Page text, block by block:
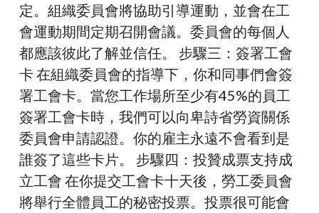
定。組織委員會將協助引導運動，並會在工
會運動期間定期召開會議。委員會的每個人
都應該彼此了解並信任。 步驟三：簽署工會
卡 在組織委員會的指導下，你和同事們會簽
署工會卡。當您工作場所至少有45%的員工
簽署工會卡時，我們可以向卑詩省勞資關係
委員會申請認證。你的雇主永遠不會看到是
誰簽了這些卡片。 步驟四：投贊成票支持成
立工會 在你提交工會卡十天後，勞工委員會
將舉行全體員工的秘密投票。投票很可能會